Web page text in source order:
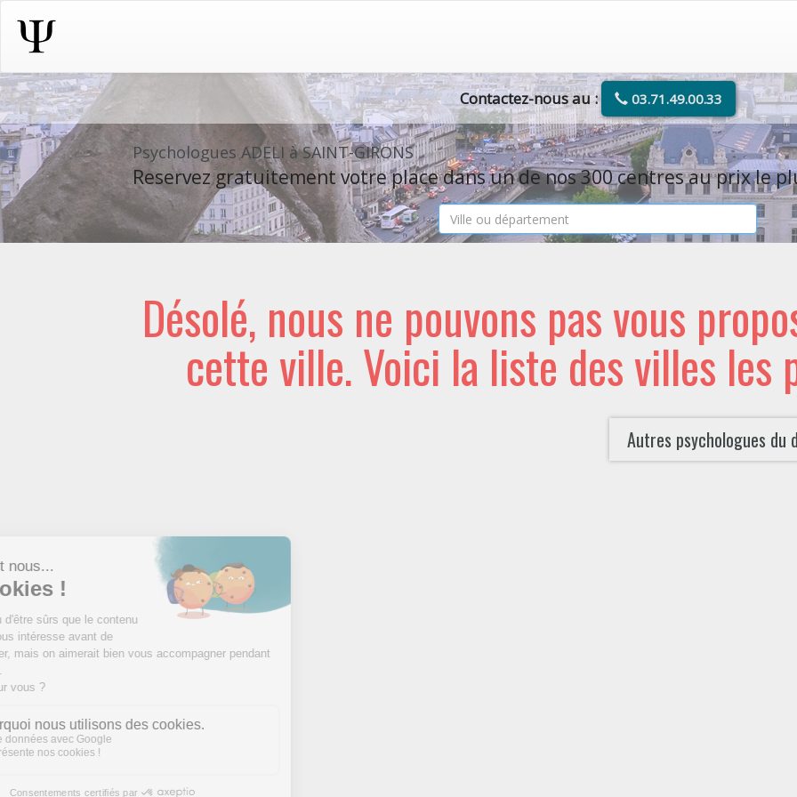
Contactez-nous au : 03.71.49.00.33
Psychologues ADELI à SAINT-GIRONS
Reservez gratuitement votre place dans un de nos 300 centres au prix le
Désolé, nous ne pouvons pas vous
cette ville. Voici la liste des villes les
Autres psychologues du